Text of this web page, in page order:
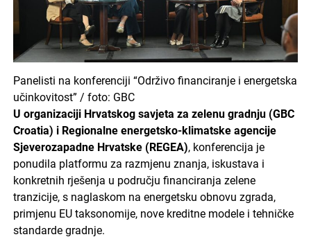
Panelisti na konferenciji “Održivo financiranje i energetska
učinkovitost” / foto: GBC
U organizaciji Hrvatskog savjeta za zelenu gradnju (GBC
Croatia) i Regionalne energetsko-klimatske agencije
Sjeverozapadne Hrvatske (REGEA), konferencija je
ponudila platformu za razmjenu znanja, iskustava i
konkretnih rješenja u području financiranja zelene
tranzicije, s naglaskom na energetsku obnovu zgrada,
primjenu EU taksonomije, nove kreditne modele i tehničke
standarde gradnje.